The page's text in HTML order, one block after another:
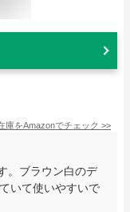
庫をAmazonでチェック >>
。ブラウン白のデ
いて使いやすいで